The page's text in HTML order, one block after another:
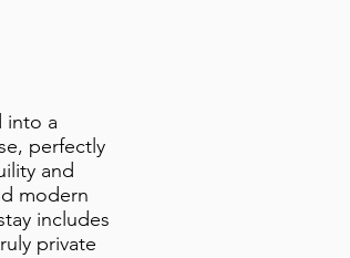
into a
perfectly
and
modern
includes
private